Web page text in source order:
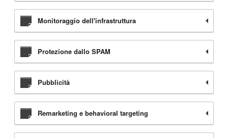
Monitoraggio dell'infrastruttura
Protezione dallo SPAM
Pubblicità
Remarketing e behavioral targeting